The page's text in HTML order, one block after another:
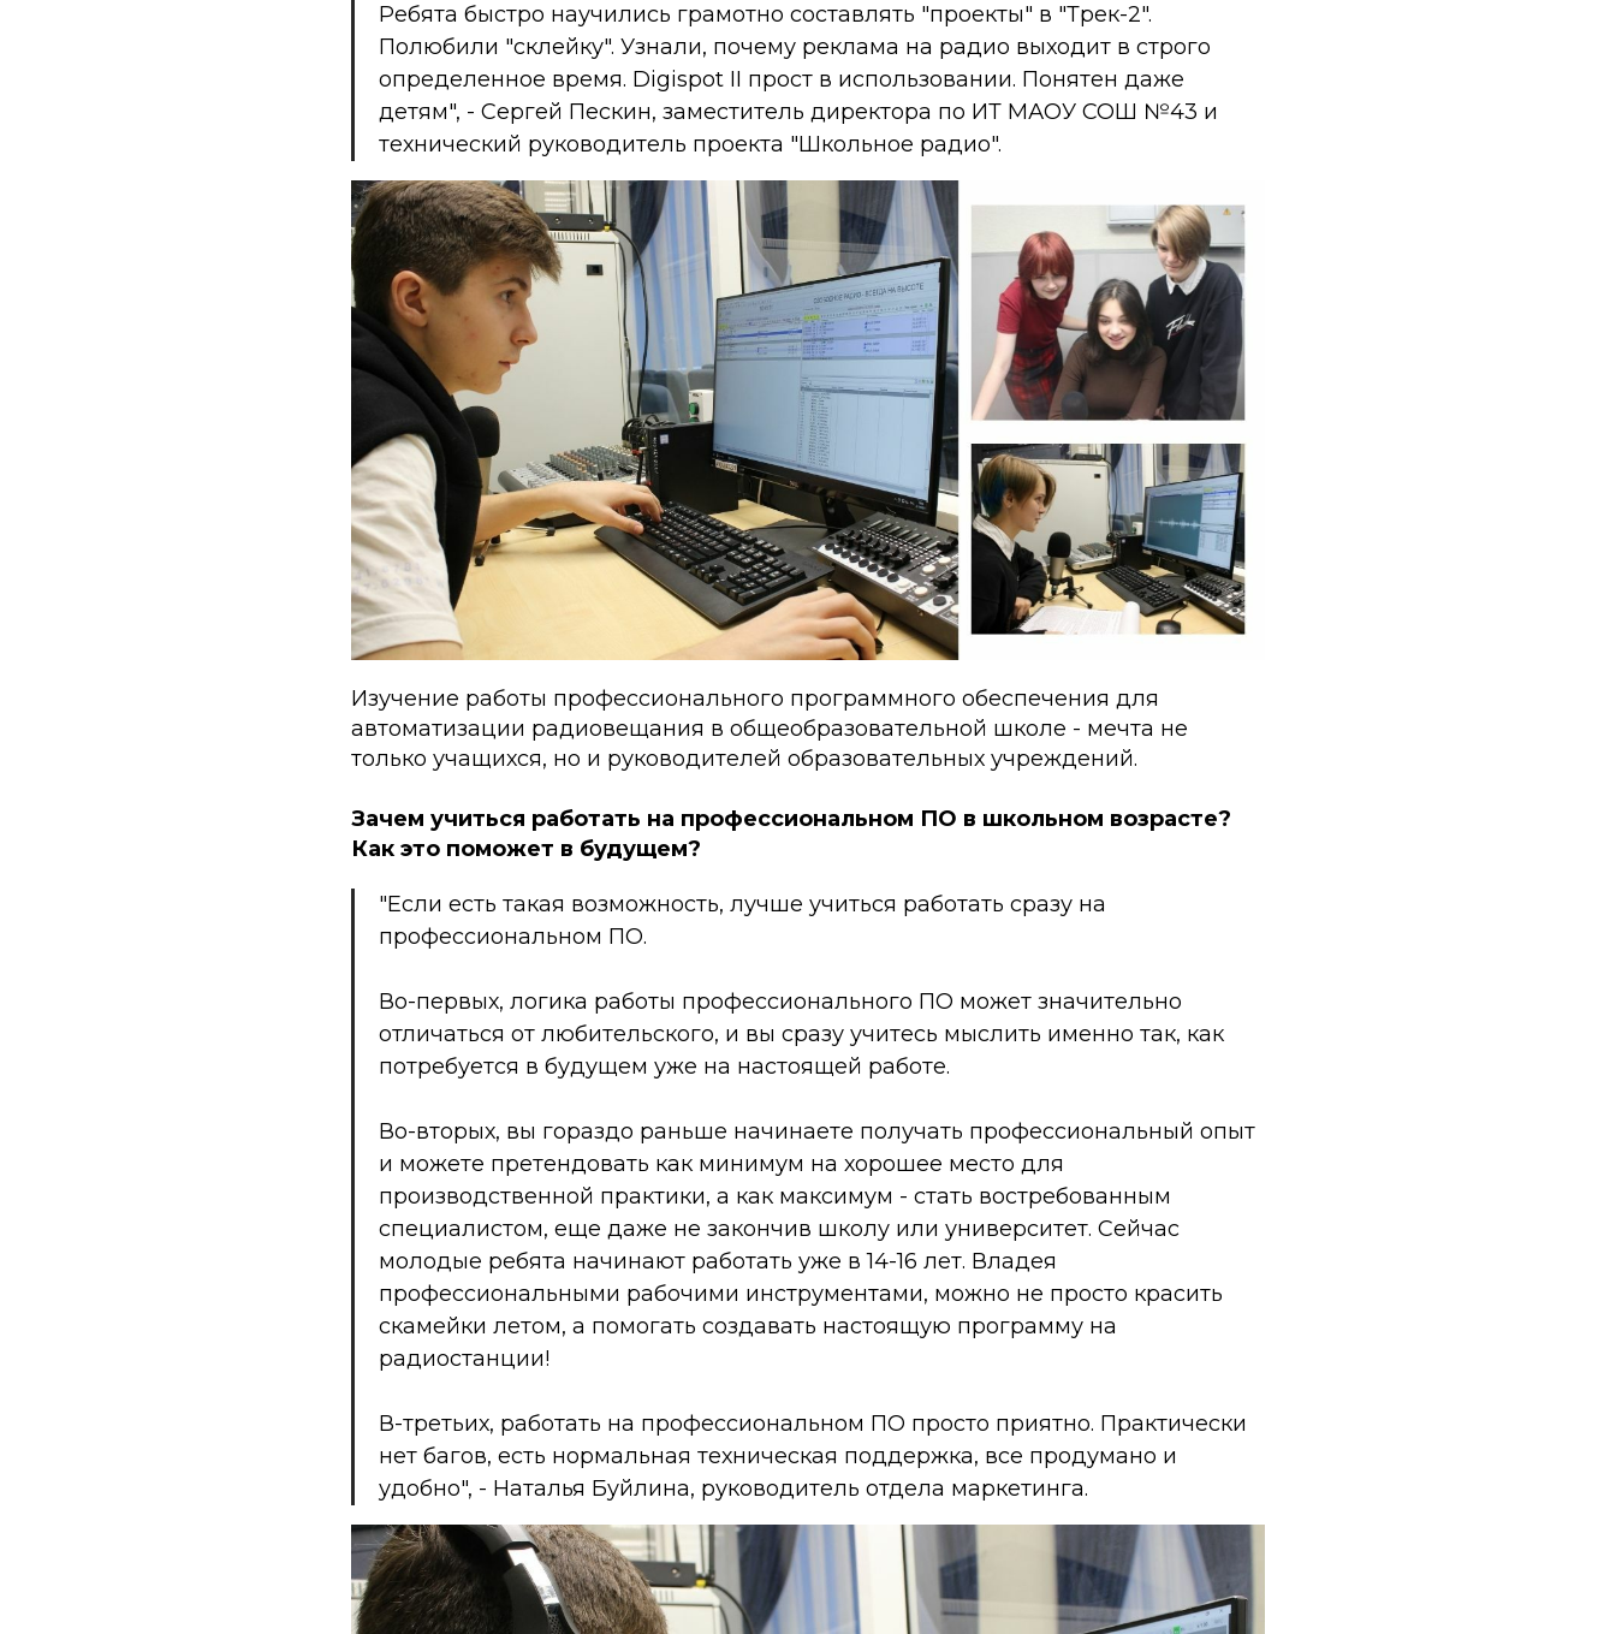
Ребята быстро научились грамотно составлять "проекты" в "Трек-2".
Полюбили "склейку". Узнали, почему реклама на радио выходит в строго
определенное время. Digispot II прост в использовании. Понятен даже
детям", - Сергей Пескин, заместитель директора по ИТ МАОУ СОШ №43 и
технический руководитель проекта "Школьное радио".
Изучение работы профессионального программного обеспечения для
автоматизации радиовещания в общеобразовательной школе - мечта не
только учащихся, но и руководителей образовательных учреждений.
Зачем учиться работать на профессиональном ПО в школьном возрасте?
Как это поможет в будущем?
"Если есть такая возможность, лучше учиться работать сразу на
профессиональном ПО.
Во-первых, логика работы профессионального ПО может значительно
отличаться от любительского, и вы сразу учитесь мыслить именно так, как
потребуется в будущем уже на настоящей работе.
Во-вторых, вы гораздо раньше начинаете получать профессиональный опыт
и можете претендовать как минимум на хорошее место для
производственной практики, а как максимум - стать востребованным
специалистом, еще даже не закончив школу или университет. Сейчас
молодые ребята начинают работать уже в 14-16 лет. Владея
профессиональными рабочими инструментами, можно не просто красить
скамейки летом, а помогать создавать настоящую программу на
радиостанции!
В-третьих, работать на профессиональном ПО просто приятно. Практически
нет багов, есть нормальная техническая поддержка, все продумано и
удобно", - Наталья Буйлина, руководитель отдела маркетинга.